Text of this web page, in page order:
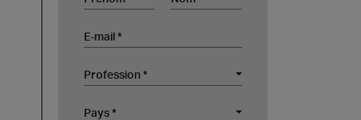
E-mail
Profession
Profession *
Société
Pays
Pays *